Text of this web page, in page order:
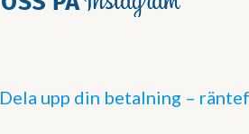
Dela upp din betalning –